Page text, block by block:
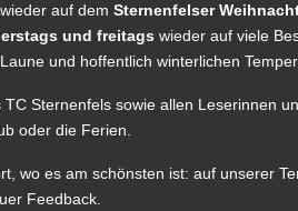
auf dem Sternenfelser
und freitags wieder auf viele
und hoffentlich winterlichen
Sternenfels sowie allen Leserinnen
oder die Ferien.
wo es am schönsten ist: auf unserer
Feedback.